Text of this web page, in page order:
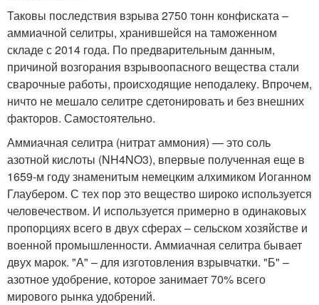
Таковы последствия взрыва 2750 тонн конфиската –
аммиачной селитры, хранившейся на таможенном
складе с 2014 года. По предварительным данным,
причиной возгорания взрывоопасного вещества стали
сварочные работы, происходящие неподалеку. Впрочем,
ничто не мешало селитре сдетонировать и без внешних
факторов. Самостоятельно.
Аммиачная селитра (нитрат аммония) — это соль
азотной кислоты (NH4NO3), впервые полученная еще в
1659-м году знаменитым немецким алхимиком Иоганном
Глаубером. С тех пор это вещество широко используется
человечеством. И используется примерно в одинаковых
пропорциях всего в двух сферах – сельском хозяйстве и
военной промышленности. Аммиачная селитра бывает
двух марок. "А" – для изготовления взрывчатки. "Б" –
азотное удобрение, которое занимает 70% всего
мирового рынка удобрений.